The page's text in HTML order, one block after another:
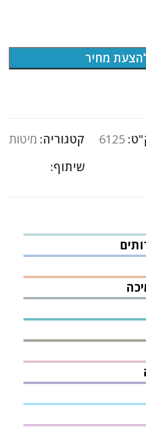
מחיר
6125 קטגוריה: מיטות
שיתוף: